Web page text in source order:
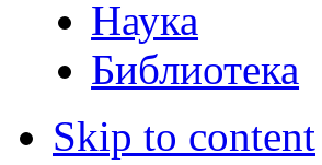
Наука
Библиотека
Skip to content